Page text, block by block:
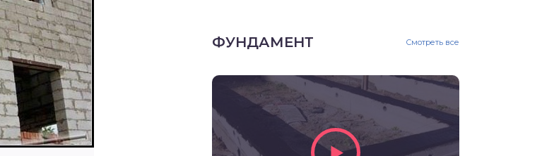
ФУНДАМЕНТ Смотреть все